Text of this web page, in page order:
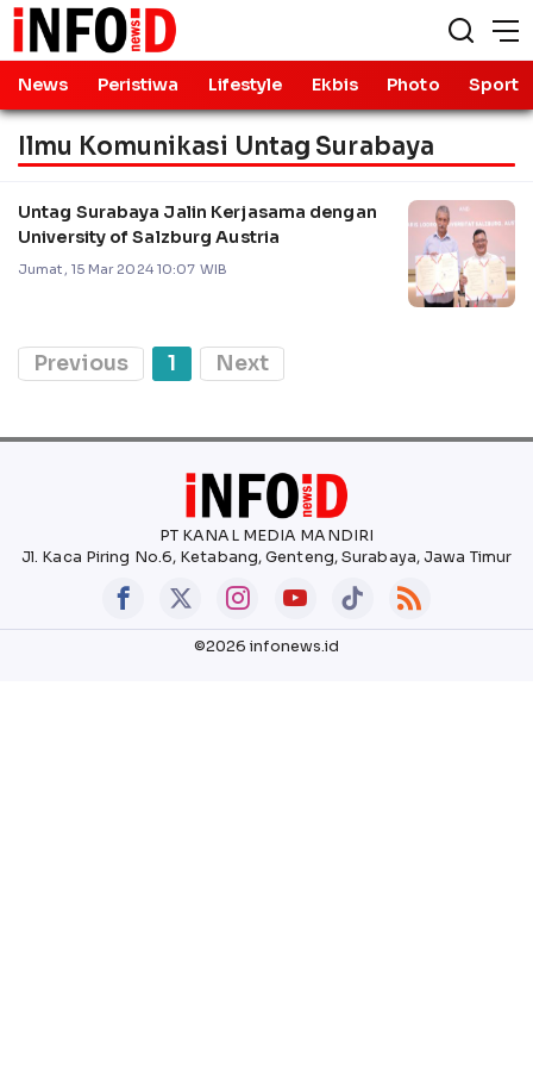
News Peristiwa Lifestyle Ekbis Photo Sport
Ilmu Komunikasi Untag Surabaya
Untag Surabaya Jalin Kerjasama dengan
University of Salzburg Austria
Jumat, 15 Mar 2024 10:07 WIB
Previous 1 Next
PT KANAL MEDIA MANDIRI
Jl. Kaca Piring No.6, Ketabang, Genteng, Surabaya, Jawa Timur
©2026 infonews.id